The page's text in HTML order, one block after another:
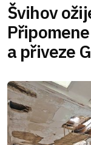
Švihov
a přiveze